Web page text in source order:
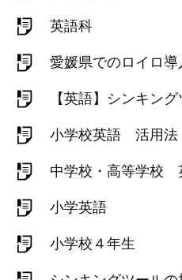
英語科
愛媛県でのロイロ
【英語】シンキン
小学校英語 活用法
中学校・高等学校
小学英語
小学校４年生